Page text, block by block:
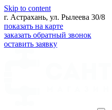
Skip to content
г. Астрахань, ул. Рылеева 30/8
показать на карте
заказать обратный звонок
оставить заявку